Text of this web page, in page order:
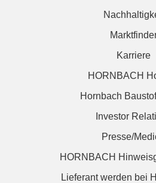
Karriere
HORNBACH
Hornbach
Investor
Presse/
HORNBACH
Lieferant werden bei